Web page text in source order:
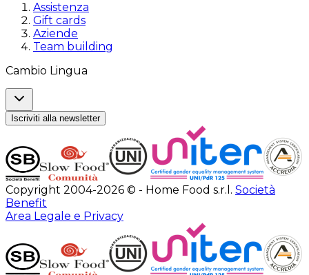
Assistenza
Gift cards
Aziende
Team building
Cambio Lingua
Iscriviti alla newsletter
Copyright 2004-2026 © - Home Food s.r.l. Società
Benefit
Area Legale e Privacy